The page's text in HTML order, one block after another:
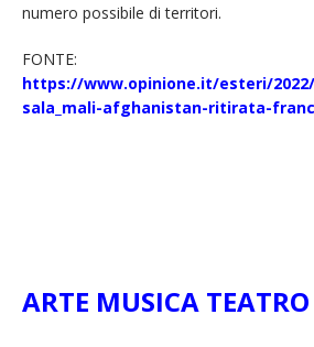
numero possibile di territori.
FONTE:
https://www.opinione.it/esteri/
sala_mali-afghanistan-ritirata-
ARTE MUSICA